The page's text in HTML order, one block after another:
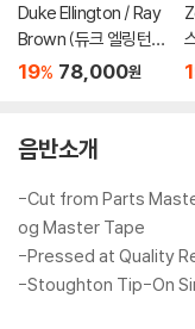
Duke Ellington / Ray
Brown (듀크 엘링턴 /
레이 브라운) - This O
19% 78,000원
음반소개
-Cut from Parts
og Master Tape
-Pressed at Quality
-Stoughton Tip-On